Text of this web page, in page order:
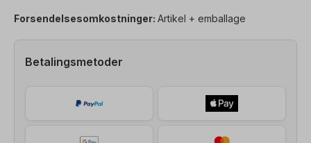
Forsendelsesomkostninger: Artikel + emballage
Betalingsmetoder